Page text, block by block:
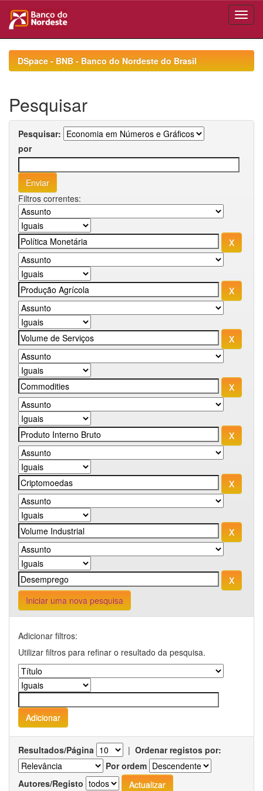
navigationDSpace - BNB - Banco do Nordeste do Brasil
Pesquisar
Pesquisar:
por
Filtros correntes:
Iniciar uma nova pesquisa
Adicionar filtros:
Utilizar filtros para refinar o resultado da pesquisa.
Resultados/Página | Ordenar registos por:
Por ordem
Autores/Registo